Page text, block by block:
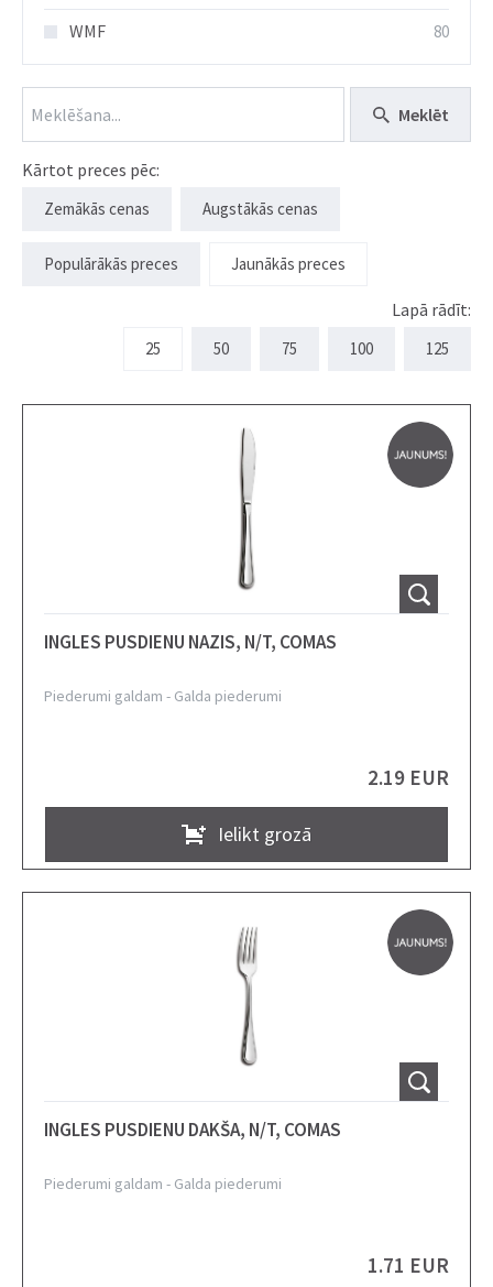
WMF 80
Meklēt
Kārtot preces pēc:
Zemākās cenas Augstākās cenas
Populārākās preces Jaunākās preces
Lapā rādīt:
25 50 75 100 125
INGLES PUSDIENU NAZIS, N/T, COMAS
Piederumi galdam - Galda piederumi
2.19 EUR
Ielikt grozā
INGLES PUSDIENU DAKŠA, N/T, COMAS
Piederumi galdam - Galda piederumi
1.71 EUR